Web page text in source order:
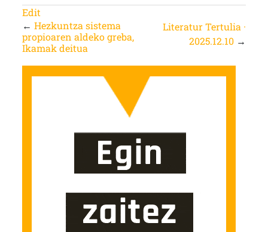
Edit
← Hezkuntza sistema
propioaren aldeko greba,
Ikamak deitua
Literatur Tertulia ·
2025.12.10 →